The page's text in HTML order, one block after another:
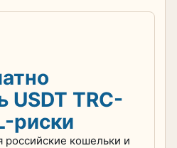
USDT TRC-
риски⁠⁠
российские кошельки и